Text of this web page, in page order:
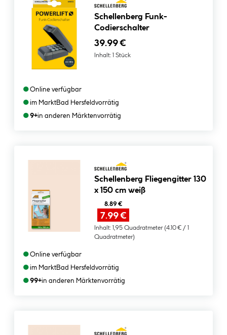
Schellenberg Funk-
Codierschalter
39.99 €
Inhalt: 1 Stück
●Online verfügbar
●im MarktBad Hersfeldvorrätig
●9+in anderen Märktenvorrätig
Schellenberg Fliegengitter 130
x 150 cm weiß
8.89 €
7.99 €
Inhalt: 1,95 Quadratmeter (4.10 € / 1
Quadratmeter)
●Online verfügbar
●im MarktBad Hersfeldvorrätig
●99+in anderen Märktenvorrätig